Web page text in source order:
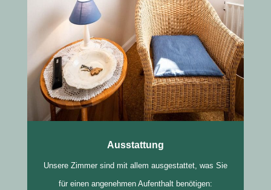
Ausstattung
Unsere Zimmer sind mit allem ausgestattet, was Sie
für einen angenehmen Aufenthalt benötigen: